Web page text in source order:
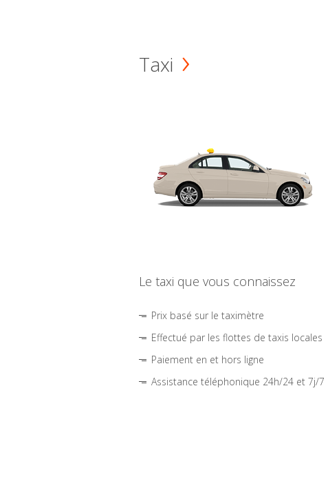
Taxi
Le taxi que vous connaissez
Prix basé sur le taximètre
Effectué par les flottes de taxis locales
Paiement en et hors ligne
Assistance téléphonique 24h/24 et 7j/7